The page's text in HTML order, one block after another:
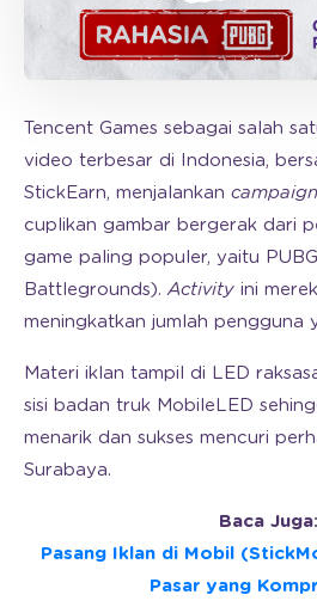
Tencent Games sebagai salah
video terbesar di Indonesia,
StickEarn, menjalankan campaign
cuplikan gambar bergerak dari
game paling populer, yaitu
Battlegrounds).Activity ini
meningkatkan jumlah pengguna
Materi iklan tampil di LED
sisi badan truk MobileLED
menarik dan sukses mencuri
Surabaya.
Baca Juga:
Pasang Iklan di Mobil
Pasar yang